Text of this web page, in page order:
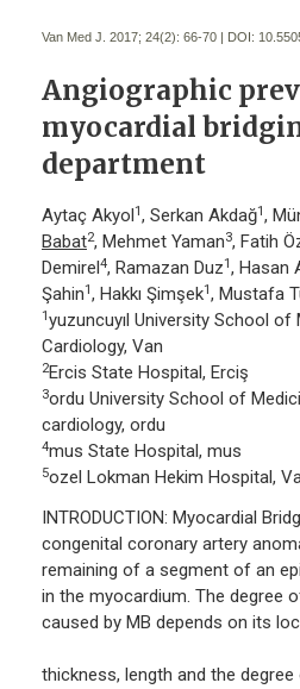
Van Med J. 2017; 24(2): 66-70 | DOI:
Angiographic
myocardial
department
Aytaç Akyol 1, Serkan Akdağ1,
Babat2, Mehmet Yaman3, Fatih
Demirel 4, Ramazan Duz1, Hasan
Şahin1, Hakkı Şimşek1, Mustafa
1yuzuncuyıl University School
Cardiology, Van
2Ercis State Hospital, Erciş
3ordu University School of
cardiology, ordu
4mus State Hospital, mus
5ozel Lokman Hekim Hospital,
INTRODUCTION: Myocardial
congenital coronary artery
remaining of a segment of an
in the myocardium. The degree
caused by MB depends on its
thickness, length and the